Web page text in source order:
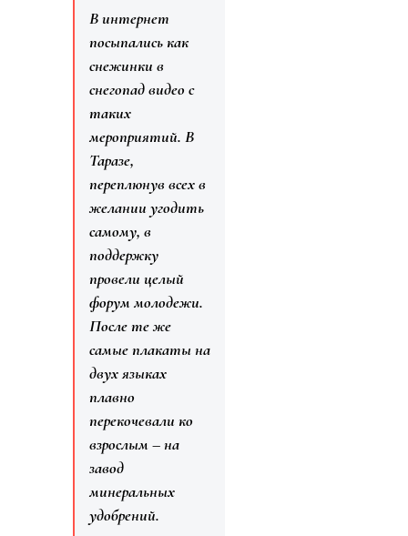
В интернет
посыпались как
снежинки в
снегопад видео с
таких
мероприятий. В
Таразе,
переплюнув всех в
желании угодить
самому, в
поддержку
провели целый
форум молодежи.
После те же
самые плакаты на
двух языках
плавно
перекочевали ко
взрослым – на
завод
минеральных
удобрений.